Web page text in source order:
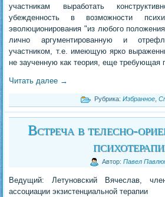
участникам выработать
убежденность в возможности
эволюционирования "из любого
лично аргументированную и
участником, т.е. имеющую ярко
не заученную как теория, еще требующая
Читать далее →
Рубрика: Избранное,
Встреча в телесно-
Автор: Павел
Ведущий: Летуновский Вячеслав, член
ассоциации экзистенциальной терапии